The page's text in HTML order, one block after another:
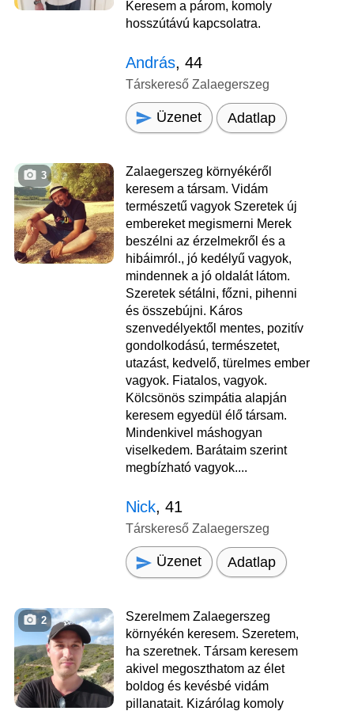
Keresem a párom, komoly
hosszútávú kapcsolatra.
András, 44
Társkereső Zalaegerszeg
Üzenet Adatlap
3
Zalaegerszeg környékéről
keresem a társam. Vidám
természetű vagyok Szeretek új
embereket megismerni Merek
beszélni az érzelmekről és a
hibáimról., jó kedélyű vagyok,
mindennek a jó oldalát látom.
Szeretek sétálni, főzni, pihenni
és összebújni. Káros
szenvedélyektől mentes, pozitív
gondolkodású, természetet,
utazást, kedvelő, türelmes ember
vagyok. Fiatalos, vagyok.
Kölcsönös szimpátia alapján
keresem egyedül élő társam.
Mindenkivel máshogyan
viselkedem. Barátaim szerint
megbízható vagyok....
Nick, 41
Társkereső Zalaegerszeg
Üzenet Adatlap
2
Szerelmem Zalaegerszeg
környékén keresem. Szeretem,
ha szeretnek. Társam keresem
akivel megoszthatom az élet
boldog és kevésbé vidám
pillanatait. Kizárólag komoly